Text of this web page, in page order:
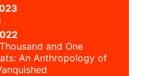
and One
An Anthropology of